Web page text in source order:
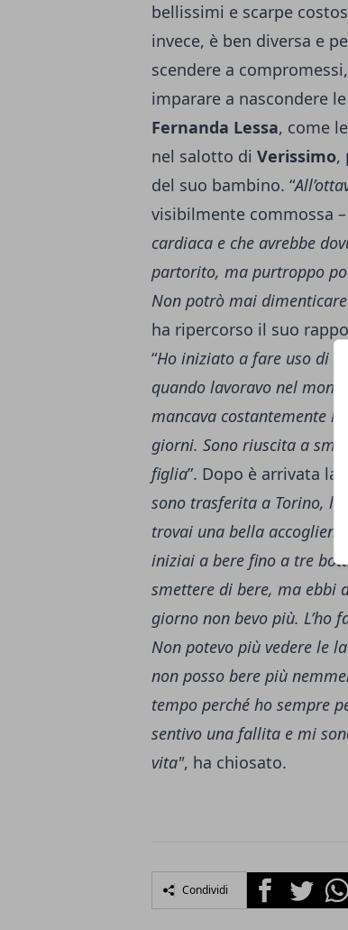
bellissimi e scarpe
invece, è ben diversa e
scendere a
imparare a nascondere
Fernanda Lessa, come
nel salotto di Verissimo,
del suo bambino. “
visibilmente commossa –
cardiaca e che avrebbe
partorito, ma purtroppo
Non potrò mai
ha ripercorso il suo
“Ho iniziato a fare uso di
quando lavoravo nel
mancava costantemente
giorni. Sono riuscita a
figlia”. Dopo è arrivata la
sono trasferita a Torino,
trovai una bella accoglienza
iniziai a bere fino a tre
smettere di bere, ma ebbi
giorno non bevo più.
Non potevo più vedere le
non posso bere più
tempo perché ho sempre
sentivo una fallita e mi
vita", ha chiosato.
Condividi FacebookTwitter